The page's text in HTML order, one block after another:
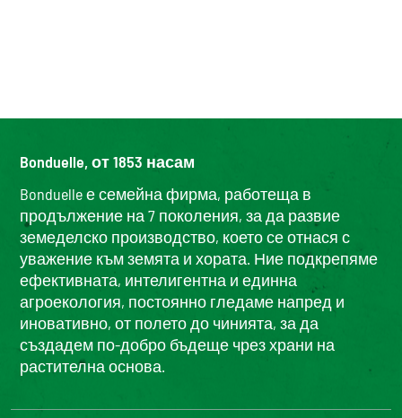
Bonduelle, от 1853 насам
Bonduelle е семейна фирма, работеща в
продължение на 7 поколения, за да развие
земеделско производство, което се отнася с
уважение към земята и хората. Ние подкрепяме
ефективната, интелигентна и единна
агроекология, постоянно гледаме напред и
иновативно, от полето до чинията, за да
създадем по-добро бъдеще чрез храни на
растителна основа.